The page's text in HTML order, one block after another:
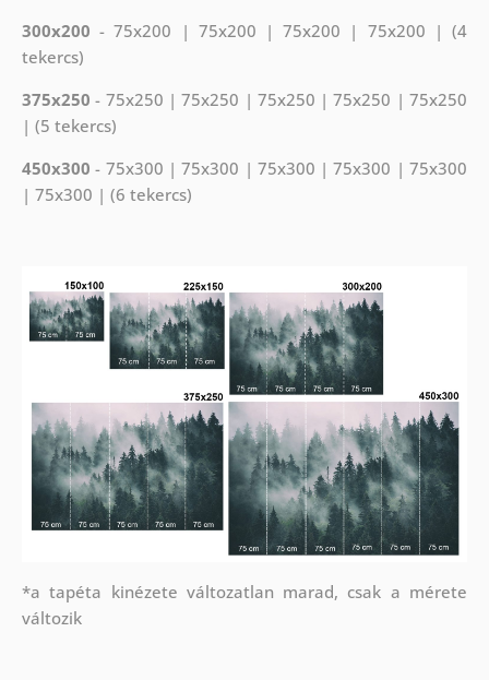
300x200 - 75x200 | 75x200 | 75x200 | 75x200 | (4
tekercs)
375x250 - 75x250 | 75x250 | 75x250 | 75x250 | 75x250
| (5 tekercs)
450x300 - 75x300 | 75x300 | 75x300 | 75x300 | 75x300
| 75x300 | (6 tekercs)
*a tapéta kinézete változatlan marad, csak a mérete
változik